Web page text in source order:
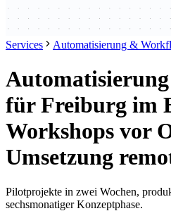
Services Automatisierung &
für Freiburg im
Workshops vor
Umsetzung
Pilotprojekte in zwei Wochen,
sechsmonatiger Konzeptphase.